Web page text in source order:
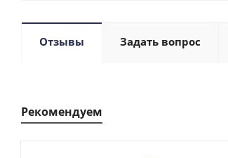
Отзывы Задать вопрос
Рекомендуем